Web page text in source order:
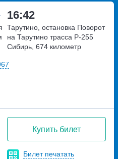
16:42
Купить билет
Билет печатать
Тарутино, остановка Поворот
на Тарутино трасса Р-255
Сибирь, 674 километр